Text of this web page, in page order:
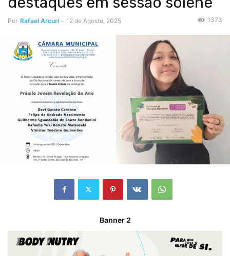
Por Rafael Arcuri - 12 de Agosto, 2025 1373
Banner 2